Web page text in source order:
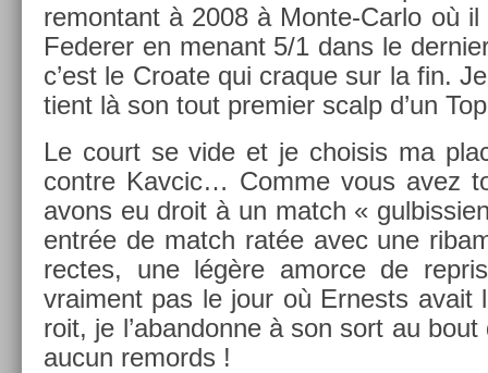
re­mon­tant à 2008 à Monte-Carlo où
Feder­er en menant 5/1 dans le
c’est le Croate qui craque sur la fin.
tient là son tout pre­mi­er scalp d’un
Le court se vide et je choisis ma
con­tre Kav­cic… Comme vous avez
avons eu droit à un match «
entrée de match ratée avec une
rec­tes, une légère amor­ce de
vrai­ment pas le jour où Er­nests
roit, je l’aban­donne à son sort au
aucun re­mords !